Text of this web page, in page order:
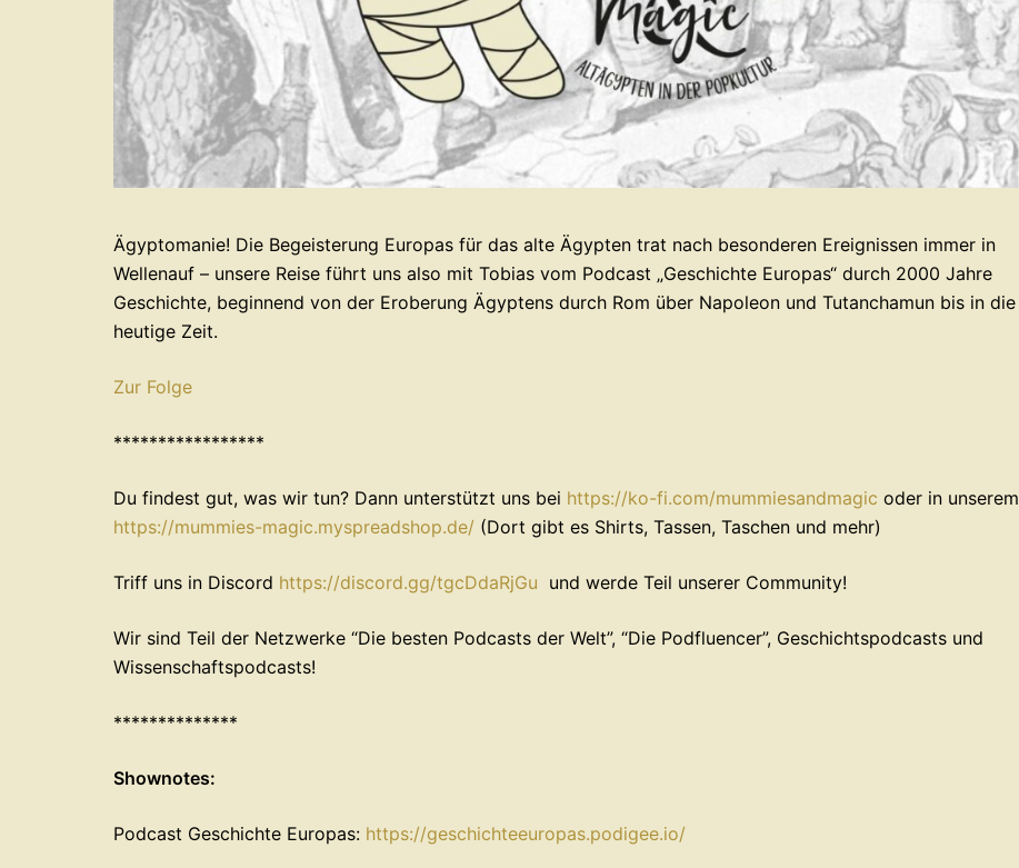
Ägyptomanie! Die Begeisterung Europas für das alte Ägypten trat nach besonderen Ereignissen immer in
Wellenauf – unsere Reise führt uns also mit Tobias vom Podcast „Geschichte Europas“ durch 2000 Jahre
Geschichte, beginnend von der Eroberung Ägyptens durch Rom über Napoleon und Tutanchamun bis in die
heutige Zeit.
Zur Folge
*****************
Du findest gut, was wir tun? Dann unterstützt uns bei ⁠⁠⁠⁠⁠⁠⁠⁠⁠https://ko-fi.com/mummiesandmagic⁠⁠⁠⁠⁠⁠⁠⁠⁠ ⁠⁠⁠⁠⁠⁠⁠⁠⁠⁠⁠⁠⁠⁠⁠ oder in unserem
⁠⁠⁠⁠⁠⁠⁠⁠⁠https://mummies-magic.myspreadshop.de/⁠⁠⁠⁠⁠⁠⁠⁠⁠ ⁠⁠⁠⁠⁠⁠⁠⁠⁠⁠⁠⁠⁠⁠⁠ (Dort gibt es Shirts, Tassen, Taschen und mehr)
Triff uns in ⁠⁠Discord ⁠⁠⁠⁠⁠⁠⁠⁠⁠https://discord.gg/tgcDdaRjGu ⁠⁠⁠⁠⁠⁠⁠⁠⁠ ⁠⁠⁠ und werde Teil unserer Community!
Wir sind Teil der Netzwerke ⁠⁠⁠⁠⁠⁠⁠“Die besten Podcasts der Welt”, “Die Podfluencer”, ⁠⁠⁠⁠⁠⁠⁠Geschichtspodcasts⁠⁠⁠⁠⁠⁠⁠ und
⁠⁠⁠⁠⁠⁠Wissenschaftspodcasts!
**************
Shownotes:
Podcast Geschichte Europas: ⁠https://geschichteeuropas.podigee.io/⁠